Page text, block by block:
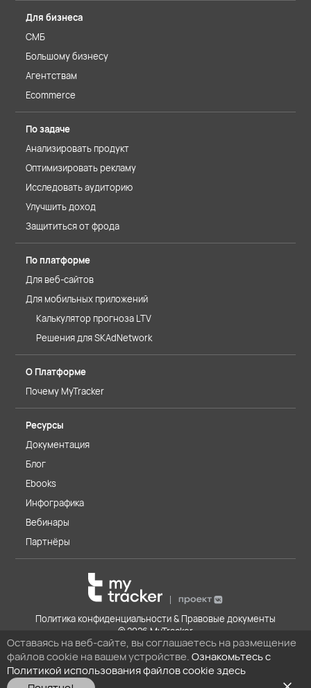
Оставаясь на веб-сайте, вы соглашаетесь на размещение
файлов cookie на вашем устройстве.Ознакомьтесь с
Политикой использования файлов cookie здесь
Для бизнеса
СМБ
Большому бизнесу
Агентствам
Ecommerce
По задаче
Анализировать продукт
Оптимизировать рекламу
Исследовать аудиторию
Улучшить доход
Защититься от фрода
По платформе
Для веб-сайтов
Для мобильных приложений
Калькулятор прогноза LTV
Решения для SKAdNetwork
О Платформе
Почему MyTracker
Ресурсы
Документация
Блог
Ebooks
Инфографика
Вебинары
Партнёры
Политика конфиденциальности & Правовые документы
© 2026 MyTracker